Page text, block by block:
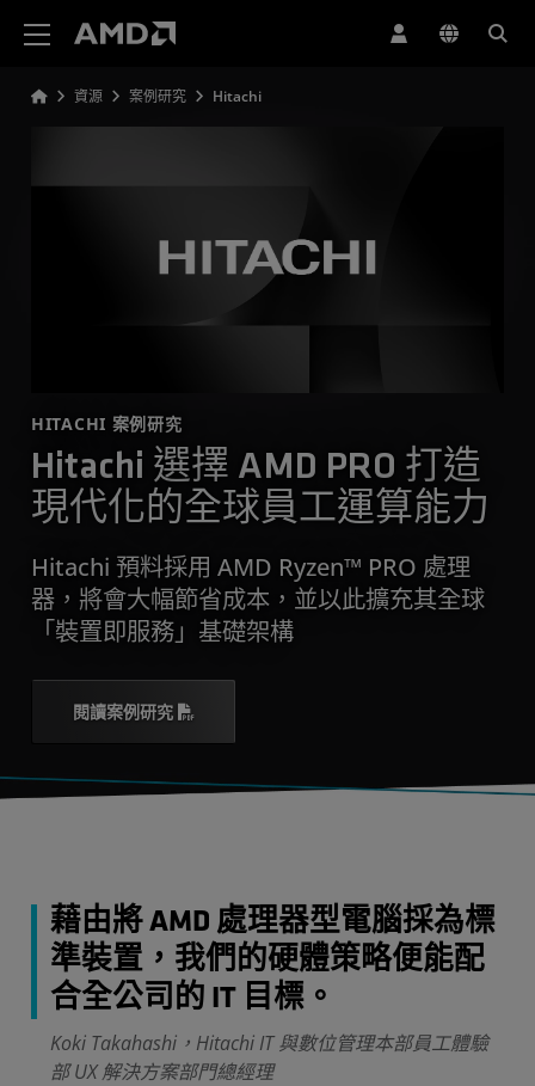
資源 案例研究 Hitachi
HITACHI 案例研究
Hitachi 選擇 AMD PRO 打造
現代化的全球員工運算能力
Hitachi 預料採用 AMD Ryzen™ PRO 處理
器，將會大幅節省成本，並以此擴充其全球
「裝置即服務」基礎架構
閱讀案例研究
藉由將 AMD 處理器型電腦採為標
準裝置，我們的硬體策略便能配
合全公司的 IT 目標。
Koki Takahashi，Hitachi IT 與數位管理本部員工體驗
部 UX 解決方案部門總經理